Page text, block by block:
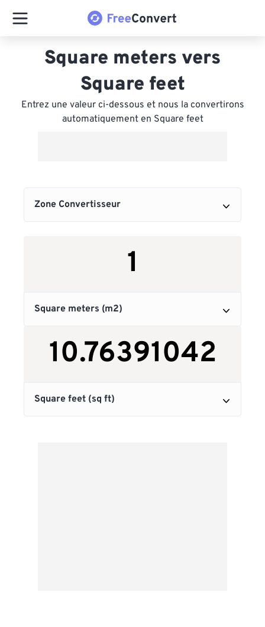
Square meters vers
Square feet
Entrez une valeur ci-dessous et nous la convertirons
automatiquement en Square feet